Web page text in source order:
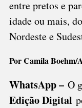
entre pretos e
idade ou mais,
Nordeste e
Por Camila Boehm/
WhatsApp – O
Edição Digital